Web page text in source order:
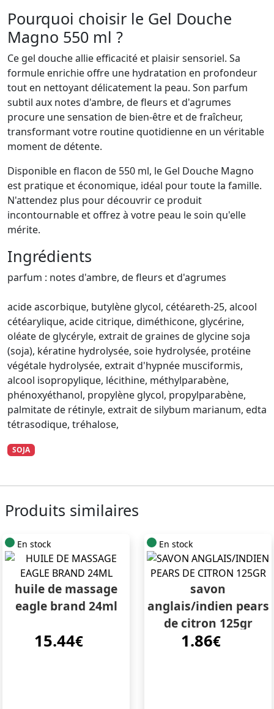
Pourquoi choisir le Gel Douche
Magno 550 ml ?
Ce gel douche allie efficacité et plaisir sensoriel. Sa
formule enrichie offre une hydratation en profondeur
tout en nettoyant délicatement la peau. Son parfum
subtil aux notes d'ambre, de fleurs et d'agrumes
procure une sensation de bien-être et de fraîcheur,
transformant votre routine quotidienne en un véritable
moment de détente.
Disponible en flacon de 550 ml, le Gel Douche Magno
est pratique et économique, idéal pour toute la famille.
N'attendez plus pour découvrir ce produit
incontournable et offrez à votre peau le soin qu'elle
mérite.
Ingrédients
parfum : notes d'ambre, de fleurs et d'agrumes
acide ascorbique, butylène glycol, cétéareth-25, alcool
cétéarylique, acide citrique, diméthicone, glycérine,
oléate de glycéryle, extrait de graines de glycine soja
(soja), kératine hydrolysée, soie hydrolysée, protéine
végétale hydrolysée, extrait d'hypnée musciformis,
alcool isopropylique, lécithine, méthylparabène,
phénoxyéthanol, propylène glycol, propylparabène,
palmitate de rétinyle, extrait de silybum marianum, edta
tétrasodique, tréhalose,
SOJA
Produits similaires
En stock
huile de massage
eagle brand 24ml
15.44€
En stock
savon
anglais/indien pears
de citron 125gr
1.86€